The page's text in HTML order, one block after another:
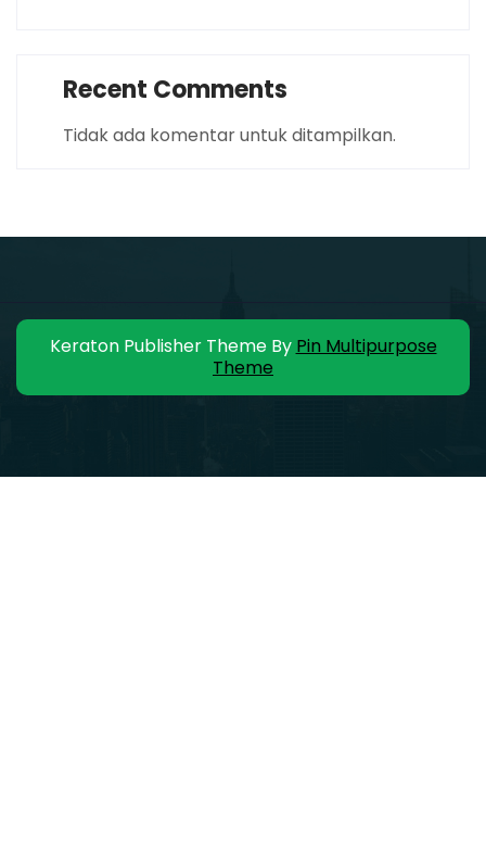
Recent Comments
Tidak ada komentar untuk ditampilkan.
Keraton Publisher Theme By Pin Multipurpose
Theme